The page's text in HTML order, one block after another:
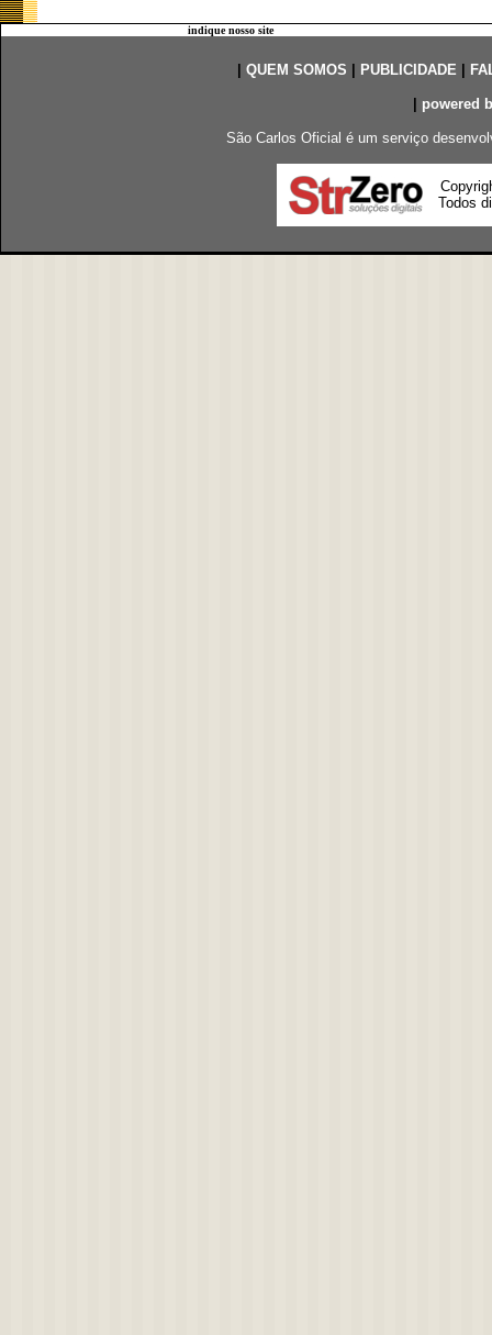
indique nosso site
QUEM SOMOS PUBLICIDADE|
powered
São Carlos Oficial é um serviço
Todos